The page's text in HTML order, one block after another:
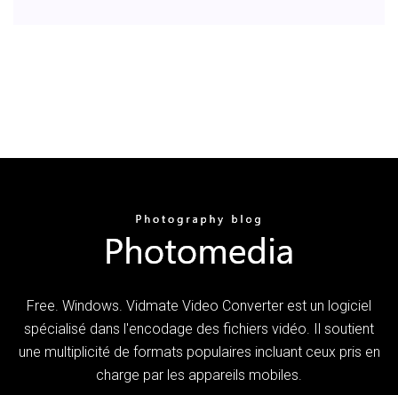
Free. Windows. Vidmate Video Converter est un logiciel
spécialisé dans l'encodage des fichiers vidéo. Il soutient
une multiplicité de formats populaires incluant ceux pris en
charge par les appareils mobiles.